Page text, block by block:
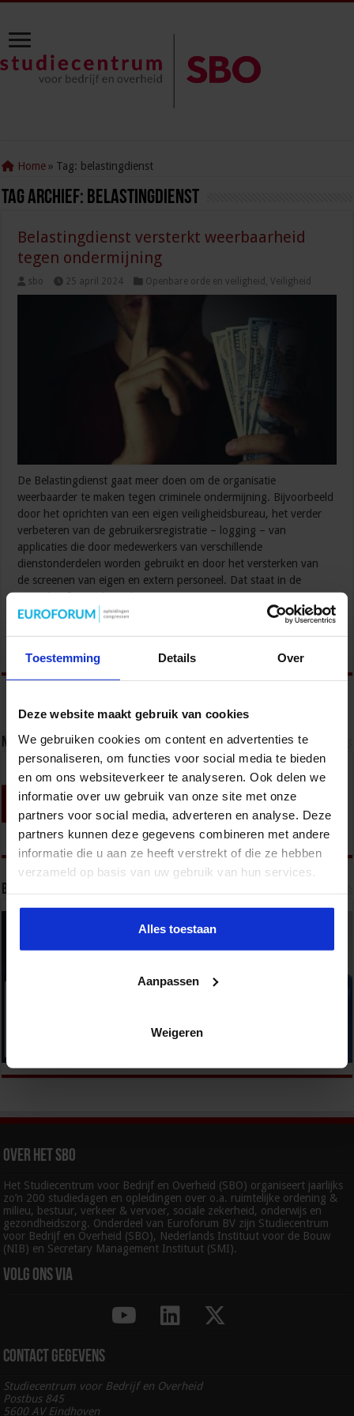
Toestemming Details Over
Deze website maakt gebruik van cookies
We gebruiken cookies om content en advertenties te
personaliseren, om functies voor social media te bieden
en om ons websiteverkeer te analyseren. Ook delen we
informatie over uw gebruik van onze site met onze
partners voor social media, adverteren en analyse. Deze
partners kunnen deze gegevens combineren met andere
informatie die u aan ze heeft verstrekt of die ze hebben
verzameld op basis van uw gebruik van hun services.
Alles toestaan
Aanpassen
Weigeren
Home » Tag: belastingdienst
Tag Archief: belastingdienst
Belastingdienst versterkt weerbaarheid
tegen ondermijning
sbo 25 april 2024 Openbare orde en veiligheid ,Veiligheid
De Belastingdienst gaat meer doen om de organisatie
weerbaarder te maken tegen criminele ondermijning. Bijvoorbeeld
door het oprichten van een eigen veiligheidsbureau, het verder
verbeteren van de gebruikersregistratie – logging – van
applicaties die door medewerkers van verschillende
dienstonderdelen worden gebruikt en door het versterken van
de screenen van eigen en extern personeel. Dat staat in de
Kamerbrief over dit onderwerp van staatssecretaris Van Rij
(Fiscaliteit …
Nieuwsbrief
Bekijk onze opleidingen
Over het SBO
Het Studiecentrum voor Bedrijf en Overheid (SBO) organiseert jaarlijks
zo’n 200 studiedagen en opleidingen over o.a. ruimtelijke ordening &
milieu, bestuur, verkeer & vervoer, sociale zekerheid, onderwijs en
gezondheidszorg. Onderdeel van Euroforum BV zijn Studiecentrum
voor Bedrijf en Overheid (SBO), Nederlands Instituut voor de Bouw
(NIB) en Secretary Management Instituut (SMI).
Volg ons via
Contact gegevens
Studiecentrum voor Bedrijf en Overheid
Postbus 845
5600 AV Eindhoven